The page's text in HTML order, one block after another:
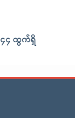
၄ ထွက်ရှိ